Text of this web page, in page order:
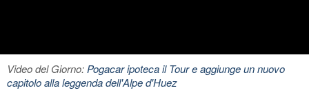
Video del Giorno: Pogacar ipoteca il Tour e aggiunge un nuovo
capitolo alla leggenda dell'Alpe d'Huez